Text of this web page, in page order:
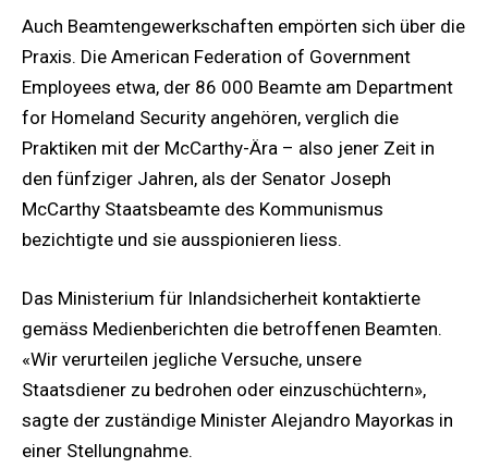
Auch Beamtengewerkschaften empörten sich über die
Praxis. Die American Federation of Government
Employees etwa, der 86 000 Beamte am Department
for Homeland Security angehören, verglich die
Praktiken mit der McCarthy-Ära – also jener Zeit in
den fünfziger Jahren, als der Senator Joseph
McCarthy Staatsbeamte des Kommunismus
bezichtigte und sie ausspionieren liess.
Das Ministerium für Inlandsicherheit kontaktierte
gemäss Medienberichten die betroffenen Beamten.
«Wir verurteilen jegliche Versuche, unsere
Staatsdiener zu bedrohen oder einzuschüchtern»,
sagte der zuständige Minister Alejandro Mayorkas in
einer Stellungnahme.